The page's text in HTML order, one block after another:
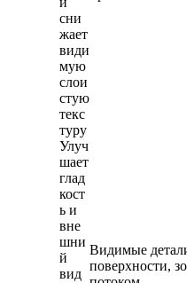
сни
жает
види
мую
слои
стую
текс
туру
Улуч
шает
глад
кост
ь и
вне
шни
й
вид
Видимые
поверхности,